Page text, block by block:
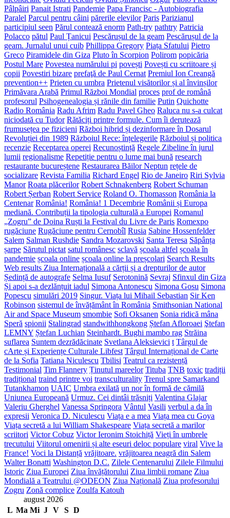
Pâlpâiri Panait Istrati Pandemie Papa Francisc - Autobiografia
Paralel Parcul pentru câini părerile elevilor Paris Parizianul
participiul seen Părul contează enorm Path-try pathtry Patricia
Polacco pătul Paul Țanicui Pescărușul de la geam Pescărușul de la
geam. Jurnalul unui cuib Phillippa Gregory Piața Sfatului Pietro
Greco Piramidele din Giza Pluto în Scorpion Polirom popicăria
Postul Mare Povestea numărului pi povești Povești cu scriitoare și
copii Povestiri bizare prefaţă de Paul Cernat Premiul Ion Creangă
prevention++ Prieten cu umbra Prietenul visătorilor și al învinșilor
Primăvara Arabă Primul Război Mondial proces prof de română
profesorul Psihogenealogia și rănile din familie Putin Quichotte
Radio România Radu Afrim Radu Pavel Gheo Raluca nu s-a culcat
niciodată cu Tudor Rătăciți printre formule. Cum îi derutează
frumusețea pe fizicieni Război hibrid și dezinformare în Dosarul
Revoluției din 1989 Războiul Rece: înțelegerile Războiul și politica
recenzie Receptarea operei Recunoștință Regele Zibeline în jurul
lumii regionalisme Repetiție pentru o lume mai bună research
restaurante bucureștene Restaurarea Băilor Neptun rețele de
socializare Revista Familia Richard Engel Rio de Janeiro Riri Sylvia
Manor Roata plăcerilor Robert Schnakenberg Robert Schuman
Robert Șerban Robert Service Roland O. Thomasson România la
Centenar România! România! 1 Decembrie Românii și Europa
mediană. Contribuții la tipologia culturală a Europei Romanul
„Zogru” de Doina Ruști la Festival du Livre de Paris Romexpo
rugăciune Rugăciune pentru Cernobîl Rusia Sabine Hossenfelder
Salem Salman Rushdie Sandra Mozarovski Santa Teresa Săpânța
șarpe Sărutul pictat satul românesc sclavă școala altfel școala în
pandemie școala online școala online la preșcolari Search Results
Web results Ziua Internațională a cărții și a drepturilor de autor
Ședință de autografe Selma Iusuf Serotonină Sevraj Sfinxul din Giza
Și apoi s-a dezlănțuit iadul Simona Antonescu Simona Gosu Simona
Popescu simulări 2019 Singur. Viața lui Mihail Sebastian Sir Ken
Robinson sistemul de învățământ în România Smithsonian National
Air and Space Museum smombie Sofi Oksanen Sonia ridică mâna
Speră spionii Stalingrad standwithhongkong Ștefan Afloroaei Ştefan
LEMNY Ștefan Luchian Steinhardt. Bughi mambo rag Străina
suflarea Suntem dezrădăcinate Svetlana Aleksievici t Târgul de
cArte și Experiențe Culturale Libfest Târgul Internațional de Carte
de la Sofia Tatiana Niculescu Tbilisi Teatrul ca rezistență
Testimonial Tim Flannery Ținutul mareelor Tituba TNB toxic tradiții
tradițional traind printre voi transculturality Trenul spre Samarkand
Tutankhamon UAIC Umbra exilată un nor în formă de cămilă
Uniunea Europeană Urmuz. Cei dintâi trăsniți Valentina Glajar
Valeriu Gherghel Vanessa Springora Vântul Vasili verbul a da în
expresii Veronica D. Niculescu Viața e a mea Viața mea cu Goya
Viața secretă a lui William Shakespeare Viața secretă a marilor
scriitori Victor Cobuz Victor Ieronim Stoichiță Vieți în umbrele
trecutului Viitorul omenirii și alte eseuri deloc populare viral Vive la
France! Voci la Distanță vrăjitoare. vrăjitoarea neagră din Salem
Walter Bonatti Washington D.C. Zilele Centenarului Zilele Filmului
Istoric Ziua Europei Ziua învățătorului Ziua limbii romane Ziua
Mondială a Teatrului @ODEON Ziua Națională Ziua profesorului
Zogru Zonă complice Zoulfa Katouh
august 2026
L Ma Mi J V S D